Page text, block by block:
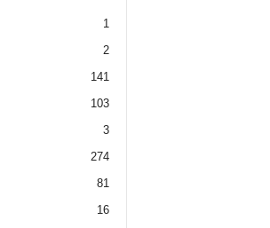
1
2
141
103
3
274
81
16